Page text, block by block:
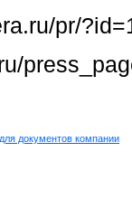
pr/
документов компании